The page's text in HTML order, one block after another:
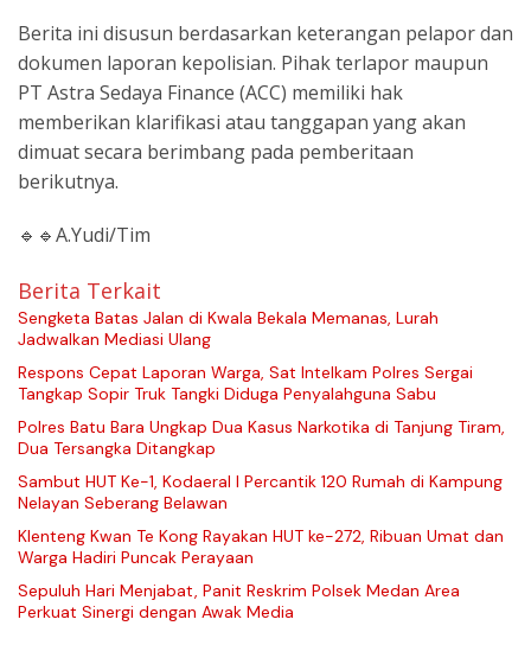
Berita ini disusun berdasarkan keterangan pelapor dan
dokumen laporan kepolisian. Pihak terlapor maupun
PT Astra Sedaya Finance (ACC) memiliki hak
memberikan klarifikasi atau tanggapan yang akan
dimuat secara berimbang pada pemberitaan
berikutnya.
🔹🔹A.Yudi/Tim
Berita Terkait
Sengketa Batas Jalan di Kwala Bekala Memanas, Lurah
Jadwalkan Mediasi Ulang
Respons Cepat Laporan Warga, Sat Intelkam Polres Sergai
Tangkap Sopir Truk Tangki Diduga Penyalahguna Sabu
Polres Batu Bara Ungkap Dua Kasus Narkotika di Tanjung Tiram,
Dua Tersangka Ditangkap
Sambut HUT Ke-1, Kodaeral I Percantik 120 Rumah di Kampung
Nelayan Seberang Belawan
Klenteng Kwan Te Kong Rayakan HUT ke-272, Ribuan Umat dan
Warga Hadiri Puncak Perayaan
Sepuluh Hari Menjabat, Panit Reskrim Polsek Medan Area
Perkuat Sinergi dengan Awak Media